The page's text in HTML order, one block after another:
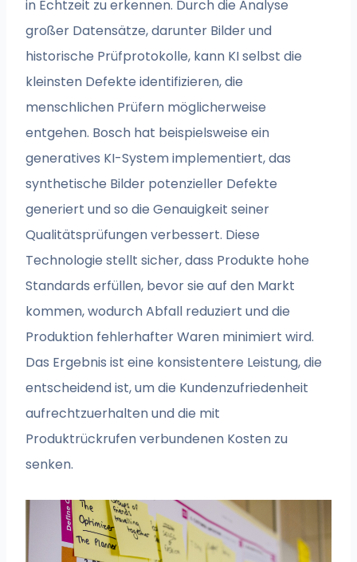
in Echtzeit zu erkennen. Durch die Analyse
großer Datensätze, darunter Bilder und
historische Prüfprotokolle, kann KI selbst die
kleinsten Defekte identifizieren, die
menschlichen Prüfern möglicherweise
entgehen. Bosch hat beispielsweise ein
generatives KI-System implementiert, das
synthetische Bilder potenzieller Defekte
generiert und so die Genauigkeit seiner
Qualitätsprüfungen verbessert. Diese
Technologie stellt sicher, dass Produkte hohe
Standards erfüllen, bevor sie auf den Markt
kommen, wodurch Abfall reduziert und die
Produktion fehlerhafter Waren minimiert wird.
Das Ergebnis ist eine konsistentere Leistung, die
entscheidend ist, um die Kundenzufriedenheit
aufrechtzuerhalten und die mit
Produktrückrufen verbundenen Kosten zu
senken.